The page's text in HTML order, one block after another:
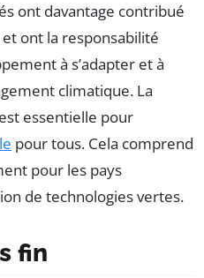
ont davantage contribué
ont la responsabilité
à s’adapter et à
climatique. La
est essentielle pour
pour tous. Cela comprend
pour les pays
de technologies vertes.
fin